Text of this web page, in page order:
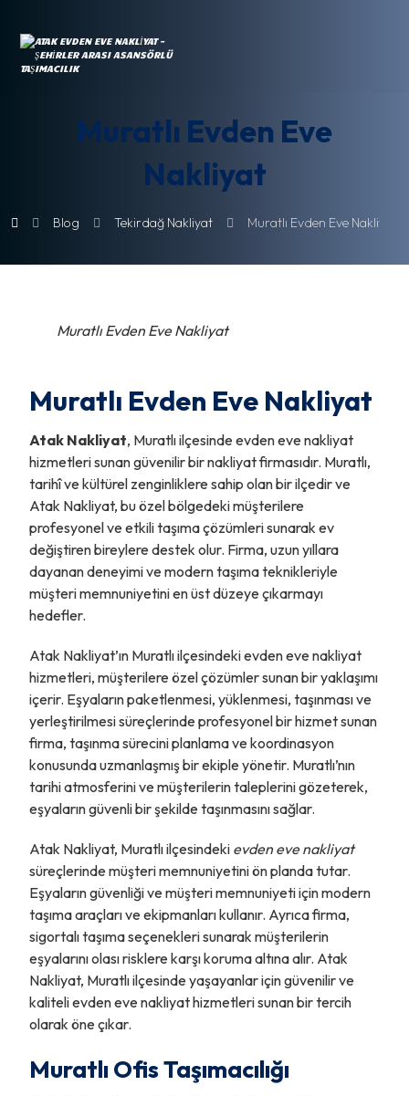
Muratlı Evden Eve
Nakliyat
Blog Tekirdağ Nakliyat Muratlı Evden Eve Nakliyat
Muratlı Evden Eve Nakliyat
Muratlı Evden Eve Nakliyat
Atak Nakliyat, Muratlı ilçesinde evden eve nakliyat
hizmetleri sunan güvenilir bir nakliyat firmasıdır. Muratlı,
tarihî ve kültürel zenginliklere sahip olan bir ilçedir ve
Atak Nakliyat, bu özel bölgedeki müşterilere
profesyonel ve etkili taşıma çözümleri sunarak ev
değiştiren bireylere destek olur. Firma, uzun yıllara
dayanan deneyimi ve modern taşıma teknikleriyle
müşteri memnuniyetini en üst düzeye çıkarmayı
hedefler.
Atak Nakliyat’ın Muratlı ilçesindeki evden eve nakliyat
hizmetleri, müşterilere özel çözümler sunan bir yaklaşımı
içerir. Eşyaların paketlenmesi, yüklenmesi, taşınması ve
yerleştirilmesi süreçlerinde profesyonel bir hizmet sunan
firma, taşınma sürecini planlama ve koordinasyon
konusunda uzmanlaşmış bir ekiple yönetir. Muratlı’nın
tarihi atmosferini ve müşterilerin taleplerini gözeterek,
eşyaların güvenli bir şekilde taşınmasını sağlar.
Atak Nakliyat, Muratlı ilçesindeki evden eve nakliyat
süreçlerinde müşteri memnuniyetini ön planda tutar.
Eşyaların güvenliği ve müşteri memnuniyeti için modern
taşıma araçları ve ekipmanları kullanır. Ayrıca firma,
sigortalı taşıma seçenekleri sunarak müşterilerin
eşyalarını olası risklere karşı koruma altına alır. Atak
Nakliyat, Muratlı ilçesinde yaşayanlar için güvenilir ve
kaliteli evden eve nakliyat hizmetleri sunan bir tercih
olarak öne çıkar.
Muratlı Ofis Taşımacılığı